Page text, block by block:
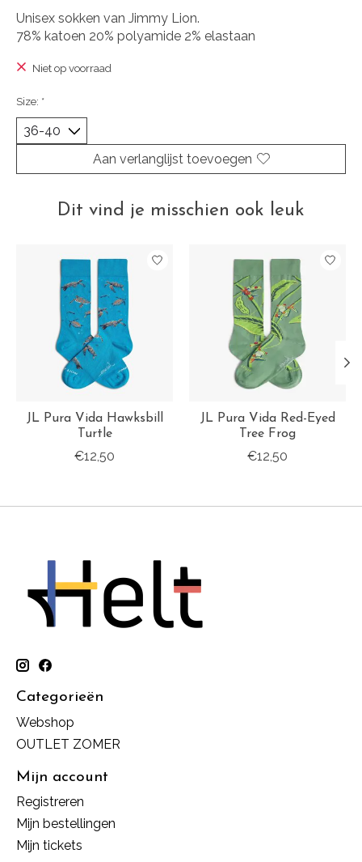
Unisex sokken van Jimmy Lion.
78% katoen 20% polyamide 2% elastaan
Niet op voorraad
Size: *
Aan verlanglijst toevoegen
Dit vind je misschien ook leuk
Items van productcarrousel
JL Pura Vida Hawksbill
Turtle
€12,50
JL Pura Vida Red-Eyed
Tree Frog
€12,50
Categorieën
Webshop
OUTLET ZOMER
Mijn account
Registreren
Mijn bestellingen
Mijn tickets